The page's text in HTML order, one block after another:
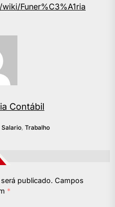
Funer%C3%A1ria
Contábil
Salario, Trabalho
publicado. Campos
*